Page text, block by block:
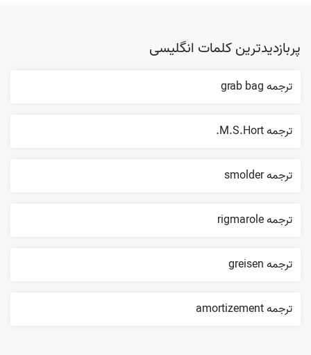
پربازدیدترین کلمات انگلیسی
ترجمه grab bag
ترجمه M.S.Hort.
ترجمه smolder
ترجمه rigmarole
ترجمه greisen
ترجمه amortizement